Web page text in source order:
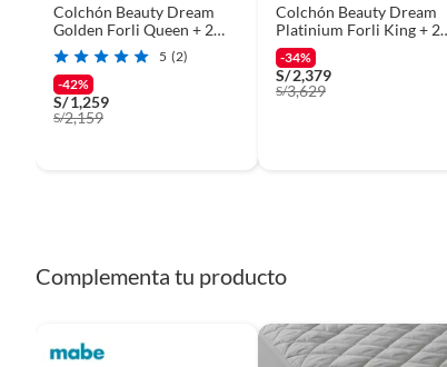
Colchón Beauty Dream
Golden Forli Queen + 2
Almohadas Viscoelásticas
+ Protector
5 (2)
-42%
S/1,259
S/2,159
Colchón Beauty Dream
Platinium Forli King + 2
Almohadas Viscoelásticas
+ Protector
-34%
S/2,379
S/3,629
Complementa tu producto